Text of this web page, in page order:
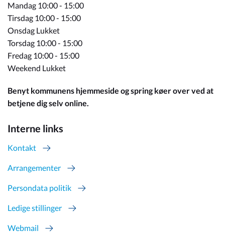
Mandag 10:00 - 15:00
Tirsdag 10:00 - 15:00
Onsdag Lukket
Torsdag 10:00 - 15:00
Fredag 10:00 - 15:00
Weekend Lukket
Benyt kommunens hjemmeside og spring køer over ved at
betjene dig selv online.
Interne links
Kontakt
Arrangementer
Persondata politik
Ledige stillinger
Webmail